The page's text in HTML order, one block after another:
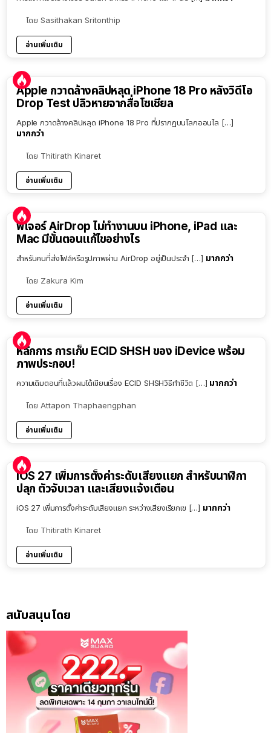
โดย Sasithakan Sritonthip
อ่านเพิ่มเติม
Apple กวาดล้างคลิปหลุด iPhone 18 Pro หลังวิดีโอ
Drop Test ปลิวหายจากสื่อโซเชียล
Apple กวาดล้างคลิปหลุด iPhone 18 Pro ที่ปรากฏบนโลกออนไล […]
มากกว่า
โดย Thitirath Kinaret
อ่านเพิ่มเติม
ฟีเจอร์ AirDrop ไม่ทำงานบน iPhone, iPad และ
Mac มีขั้นตอนแก้ไขอย่างไร
สำหรับคนที่ส่งไฟล์หรือรูปภาพผ่าน AirDrop อยู่เป็นประจำ […] มากกว่า
โดย Zakura Kim
อ่านเพิ่มเติม
หลักการ การเก็บ ECID SHSH ของ iDevice พร้อม
ภาพประกอบ!
ความเดิมตอนที่แล้วผมได้เขียนเรื่อง ECID SHSHวิธีทำชีวิต […] มากกว่า
โดย Attapon Thaphaengphan
อ่านเพิ่มเติม
iOS 27 เพิ่มการตั้งค่าระดับเสียงแยก สำหรับนาฬิกา
ปลุก ตัวจับเวลา และเสียงแจ้งเตือน
iOS 27 เพิ่มการตั้งค่าระดับเสียงแยก ระหว่างเสียงเรียกเข […] มากกว่า
โดย Thitirath Kinaret
อ่านเพิ่มเติม
สนับสนุนโดย